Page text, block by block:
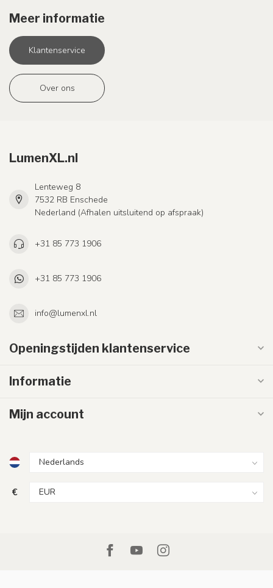
Meer informatie
Klantenservice
Over ons
LumenXL.nl
Lenteweg 8
7532 RB Enschede
Nederland (Afhalen uitsluitend op afspraak)
+31 85 773 1906
+31 85 773 1906
info@lumenxl.nl
Openingstijden klantenservice
Informatie
Mijn account
€